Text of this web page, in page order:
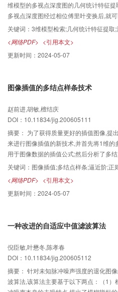
维模型的多视点深度图的几何统计特征
多视点深度图经过相位傅里叶变换后,就
向和面片面积大小的2维统计直方图,而且
个最佳视点深度图和相应的2维统计直
方图进行匹配计算来实现3维模型的相似
的简化是鲁棒的,并具有平移、尺度和旋
征对模型几何信息过于弱化的问题,并适合
关键词： 3维模型检索;几何统计特征提取
<网络PDF> <引用本文>
更新时间： 2024-05-07
图像插值的多结点样条技术
赵前进,胡敏,檀结庆
DOI：10.11834/jig.200605111
摘要： 为了获得质量更好的插值图像,提
来进行图像插值的新技术,并首先将1维
用于图像数据的插值公式;然后分析了多
性、插值核函数的频域特性.对逼近精度
表明,该插值方法优于传统的三次卷积插
插值算法重建的图像具有更高的质量.
关键词： 图像插值;多结点样条;逼近阶;正
<网络PDF> <引用本文>
更新时间： 2024-05-07
一种改进的自适应中值滤波算法
倪臣敏,叶懋冬,陈孝春
DOI：10.11834/jig.200605112
摘要： 针对未知脉冲噪声强度的退化图
波算法,该算法主要基于以下两点：（1